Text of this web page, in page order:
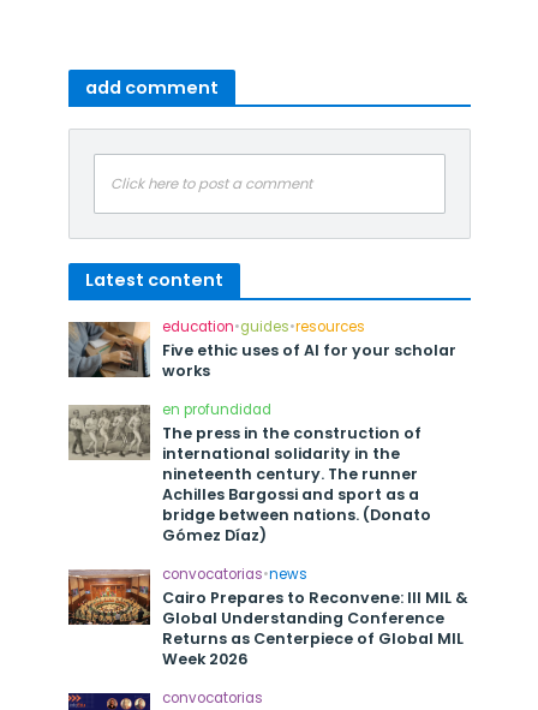
add comment
Click here to post a comment
Latest content
education•guides•resources
Five ethic uses of AI for your scholar
works
en profundidad
The press in the construction of
international solidarity in the
nineteenth century. The runner
Achilles Bargossi and sport as a
bridge between nations. (Donato
Gómez Díaz)
convocatorias•news
Cairo Prepares to Reconvene: III MIL &
Global Understanding Conference
Returns as Centerpiece of Global MIL
Week 2026
convocatorias